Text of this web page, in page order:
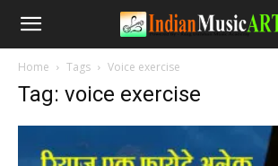
Home Tags Voice exercise
Tag: voice exercise